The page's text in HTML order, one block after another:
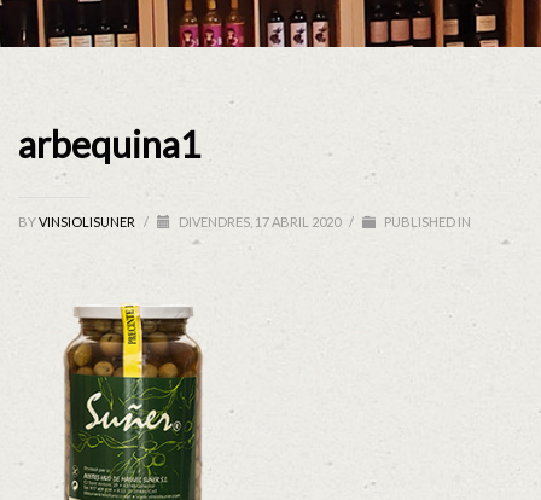
arbequina1
BYVINSIOLISUNER / DIVENDRES, 17 ABRIL 2020 / PUBLISHED IN